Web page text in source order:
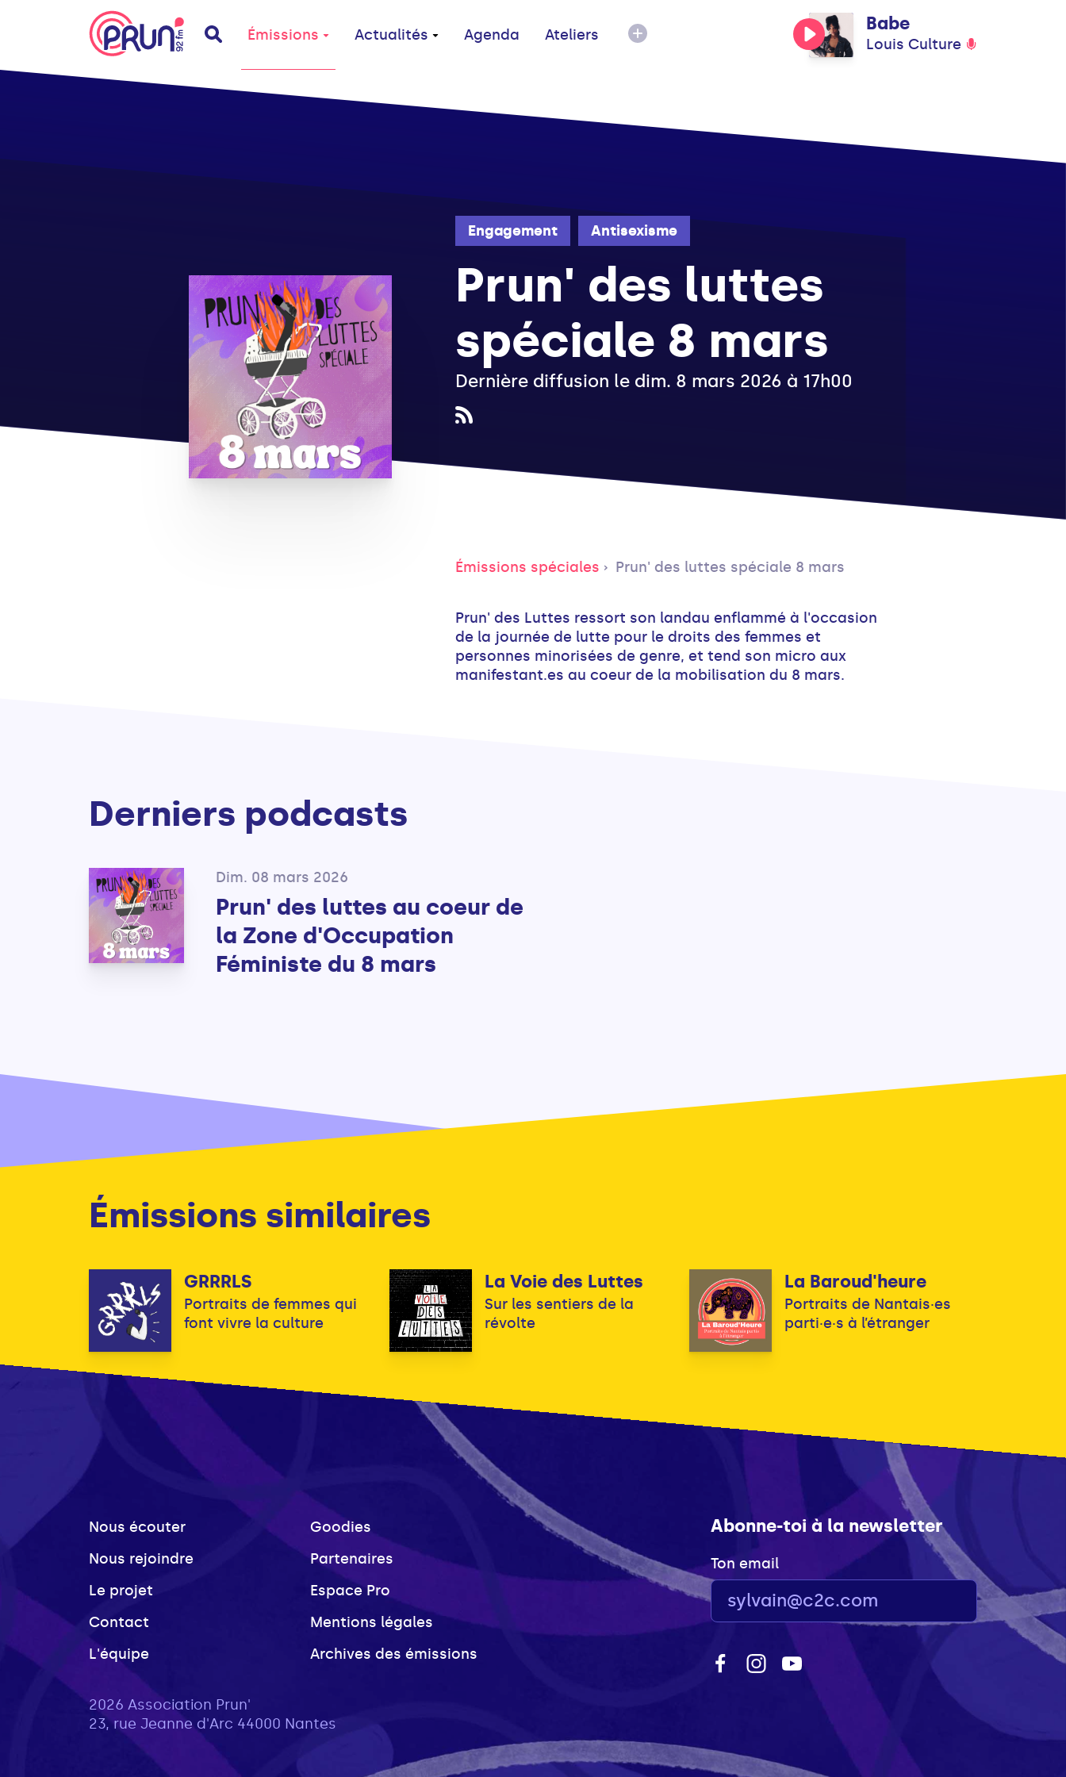
Émissions Actualités Agenda Ateliers
Babe
Louis Culture
Engagement Antisexisme
Prun' des luttes
spéciale 8 mars
Dernière diffusion le dim. 8 mars 2026 à 17h00
Émissions spéciales Prun' des luttes spéciale 8 mars
Prun' des Luttes ressort son landau enflammé à l'occasion
de la journée de lutte pour le droits des femmes et
personnes minorisées de genre, et tend son micro aux
manifestant.es au coeur de la mobilisation du 8 mars.
Derniers podcasts
Dim. 08 mars 2026
Prun' des luttes au coeur de
la Zone d'Occupation
Féministe du 8 mars
Émissions similaires
GRRRLS
Portraits de femmes qui
font vivre la culture
La Voie des Luttes
Sur les sentiers de la
révolte
La Baroud'heure
Portraits de Nantais·es
parti·e·s à l’étranger
Nous écouter
Nous rejoindre
Le projet
Contact
L'équipe
Goodies
Partenaires
Espace Pro
Mentions légales
Archives des émissions
Abonne-toi à la newsletter
Ton email
2026 Association Prun'
23, rue Jeanne d'Arc 44000 Nantes